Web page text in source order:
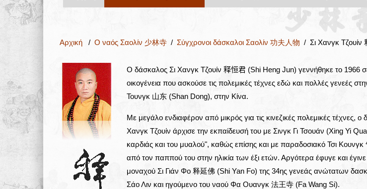
Αρχική / Ο ναός Σαολίν 少林寺 / Σύγχρονοι δάσκαλοι Σαολίν 功夫人物 / Σι Χανγκ Τζουίν
Ο δάσκαλος Σι Χανγκ Τζουίν 释恒君 (Shi Heng Jun) γεννήθηκε το 1966
οικογένεια που ασκούσε τις πολεμικές τέχνες εδώ και πολλές γενεές
Τουνγκ 山东 (Shan Dong), στην Κίνα.
Με μεγάλο ενδιαφέρον από μικρός για τις κινεζικές πολεμικές τέχνες, ο
Χανγκ Τζουίν άρχισε την εκπαίδευσή του με Σινγκ Γι Τσουάν (Xing Yi
καρδιάς και του μυαλού", καθώς επίσης και με παραδοσιακό Τσι
από τον παππού του στην ηλικία των έξι ετών. Αργότερα έφυγε και
μοναχού Σι Γιάν Φο 释延佛 (Shi Yan Fo) της 34ης γενεάς ανώτατων
Σάο Λιν και ηγούμενο του ναού Φα Ουανγκ 法王寺 (Fa Wang Si).